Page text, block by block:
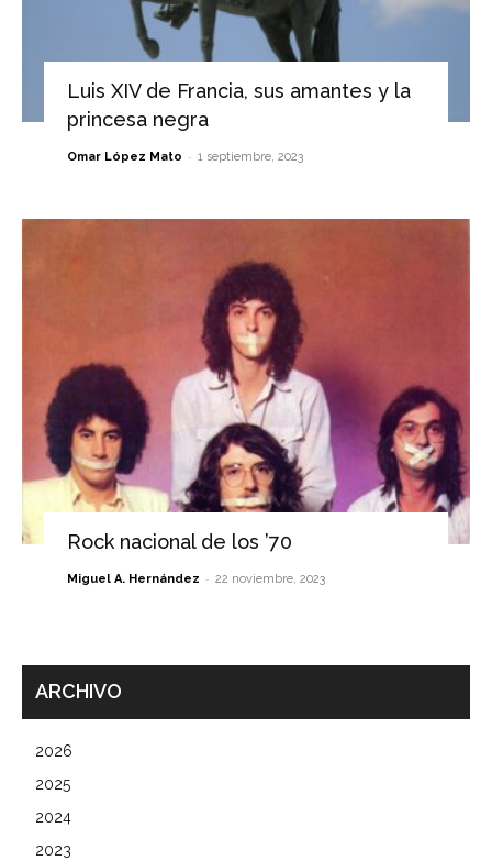
Luis XIV de Francia, sus amantes y la
princesa negra
Omar López Mato - 1 septiembre, 2023
Rock nacional de los ’70
Miguel A. Hernández - 22 noviembre, 2023
ARCHIVO
2026
2025
2024
2023